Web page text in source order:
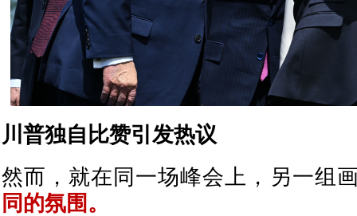
川普独自比赞引发热议
然而，就在同一场峰会上，另一组
同的氛围。